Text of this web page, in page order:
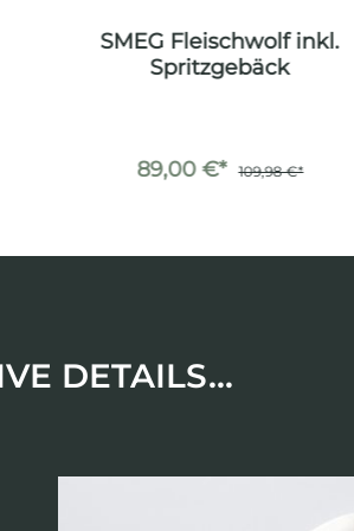
SMEG Fleischwolf inkl.
Spritzgebäck
89,00 €* 109,98 €*
DETAILS...